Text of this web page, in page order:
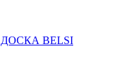
BELSI